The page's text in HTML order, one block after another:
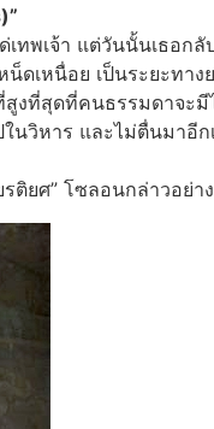
พเจ้า แต่วันนั้นเธอกลั
ดเหนื่อย เป็นระยะทาง
สูงที่สุดที่คนธรรมดาจะมี
วิหาร และไม่ตื่นมาอี
ยศ” โซลอนกล่าวอย่าง